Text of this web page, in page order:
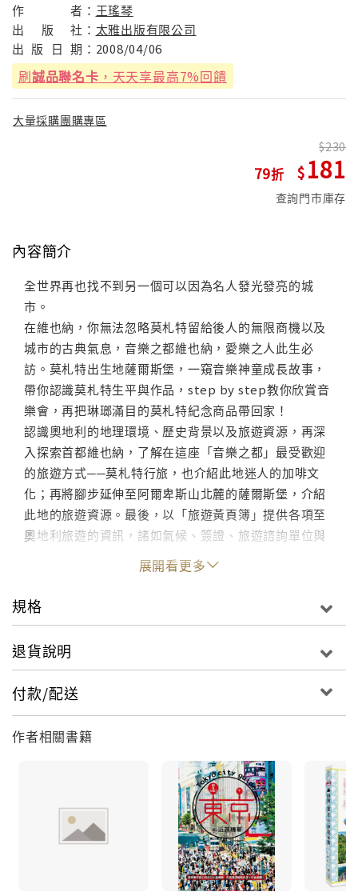
作 者： 王瑤琴
出
版 社： 太雅出版有限公司
出 版 日 期： 2008/04/06
刷誠品聯名卡 ，天天享最高7%回饋
大量採購團購專區
79
230
181
查詢門市庫存
內容簡介
全世界再也找不到另一個可以因為名人發光發亮的城
市。
在維也納，你無法忽略莫札特留給後人的無限商機以及
城市的古典氣息，音樂之都維也納，愛樂之人此生必
訪。莫札特出生地薩爾斯堡，一窺音樂神童成長故事，
帶你認識莫札特生平與作品，step by step教你欣賞音
樂會，再把琳瑯滿目的莫札特紀念商品帶回家！
認識奧地利的地理環境、歷史背景以及旅遊資源，再深
入探索首都維也納，了解在這座「音樂之都」最受歡迎
的旅遊方式──莫札特行旅，也介紹此地迷人的加啡文
化；再將腳步延伸至阿爾卑斯山北麓的薩爾斯堡，介紹
此地的旅遊資源。最後，以「旅遊黃頁簿」提供各項至
奧地利旅遊的資訊，諸如氣候、簽證、旅遊諮詢單位與
網站等，方便讀者規畫一趟奧地利旅行。
迅速掌握各項要領。除了提出到奧地利欣賞莫札特的5大
理由之外，並介紹這位「音樂神童」的生平，以及他的
經典創作。若要前往欣賞音樂會或歌劇，更要參看作者
蒐集的重點提示，從如何尋找、選擇表演節目，到購票
方式、音樂會現場的注意事項……，都是最實用的資
訊。
區分為「維也納」與「薩爾斯堡」兩大城市，分別以3個
面向帶領讀者遊覽其間：造訪莫札特－分別介紹該城市
中與莫札特相關的景點或表演場所，諸如莫札特的出生
地、莫札特故居、以及莫札特曾經創作或表演的場所。
順遊景點－介紹該城市的知名景點，雖與莫札特無直接
關聯，卻也值得一訪。咖啡館．餐廳－在咖啡文化盛行
的奧地利，品啜咖啡是不容錯過的體驗。
展開看更多
規格
退貨說明
付款/配送
作者相關書籍